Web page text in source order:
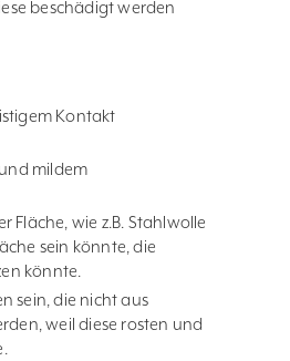
beschädigt werden
Kontakt
mildem
Fläche, wie z.B. Stahlwolle
sein könnte, die
könnte.
sein, die nicht aus
weil diese rosten und